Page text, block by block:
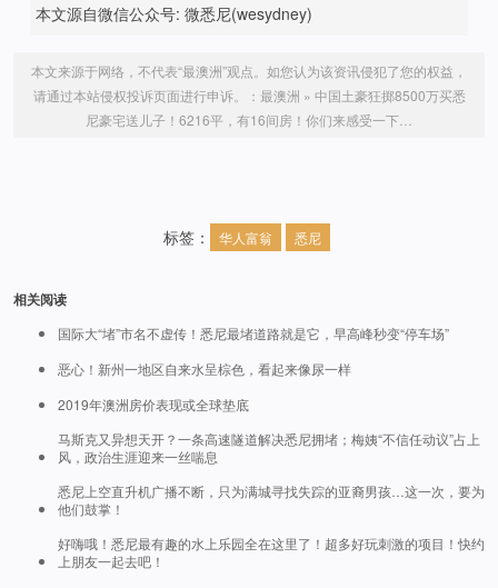
本文源自微信公众号: 微悉尼(wesydney)
本文来源于网络，不代表“最澳洲”观点。如您认为该资讯侵犯了您的权益，
请通过本站侵权投诉页面进行申诉。： 最澳洲 » 中国土豪狂掷8500万买悉
尼豪宅送儿子！6216平，有16间房！你们来感受一下…
标签： 华人富翁 悉尼
相关阅读
国际大“堵”市名不虚传！悉尼最堵道路就是它，早高峰秒变“停车场”
恶心！新州一地区自来水呈棕色，看起来像尿一样
2019年澳洲房价表现或全球垫底
马斯克又异想天开？一条高速隧道解决悉尼拥堵；梅姨“不信任动议”占上
风，政治生涯迎来一丝喘息
悉尼上空直升机广播不断，只为满城寻找失踪的亚裔男孩…这一次，要为
他们鼓掌！
好嗨哦！悉尼最有趣的水上乐园全在这里了！超多好玩刺激的项目！快约
上朋友一起去吧！